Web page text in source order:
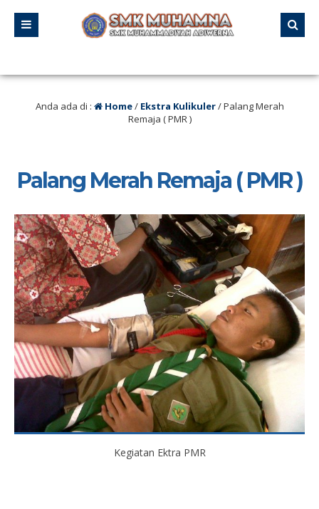
Anda ada di : Home/ Ekstra Kulikuler/Palang Merah
Remaja ( PMR )
Palang Merah Remaja ( PMR )
Kegiatan Ektra PMR